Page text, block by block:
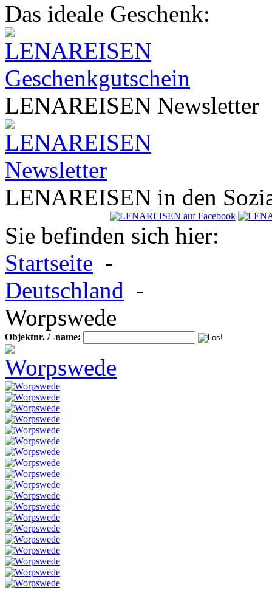
Das ideale Geschenk:
LENAREISEN Newsletter
LENAREISEN in den
Sie befinden sich hier:
Startseite -
Deutschland -
Worpswede
Objektnr. / -name: